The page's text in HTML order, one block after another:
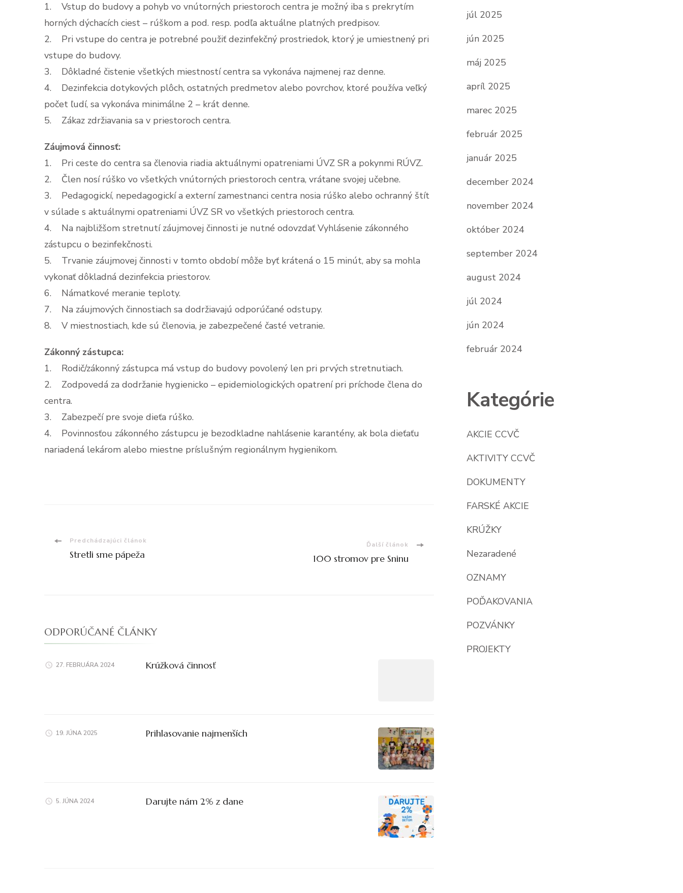
1. Vstup do budovy a pohyb vo vnútorných priestoroch centra je možný iba s prekrytím
horných dýchacích ciest – rúškom a pod. resp. podľa aktuálne platných predpisov.
2. Pri vstupe do centra je potrebné použiť dezinfekčný prostriedok, ktorý je umiestnený pri
vstupe do budovy.
3. Dôkladné čistenie všetkých miestností centra sa vykonáva najmenej raz denne.
4. Dezinfekcia dotykových plôch, ostatných predmetov alebo povrchov, ktoré používa veľký
počet ľudí, sa vykonáva minimálne 2 – krát denne.
5. Zákaz zdržiavania sa v priestoroch centra.
Záujmová činnosť:
1. Pri ceste do centra sa členovia riadia aktuálnymi opatreniami ÚVZ SR a pokynmi RÚVZ.
2. Člen nosí rúško vo všetkých vnútorných priestoroch centra, vrátane svojej učebne.
3. Pedagogickí, nepedagogickí a externí zamestnanci centra nosia rúško alebo ochranný štít
v súlade s aktuálnymi opatreniami ÚVZ SR vo všetkých priestoroch centra.
4. Na najbližšom stretnutí záujmovej činnosti je nutné odovzdať Vyhlásenie zákonného
zástupcu o bezinfekčnosti.
5. Trvanie záujmovej činnosti v tomto období môže byť krátená o 15 minút, aby sa mohla
vykonať dôkladná dezinfekcia priestorov.
6. Námatkové meranie teploty.
7. Na záujmových činnostiach sa dodržiavajú odporúčané odstupy.
8. V miestnostiach, kde sú členovia, je zabezpečené časté vetranie.
Zákonný zástupca:
1. Rodič/zákonný zástupca má vstup do budovy povolený len pri prvých stretnutiach.
2. Zodpovedá za dodržanie hygienicko – epidemiologických opatrení pri príchode člena do
centra.
3. Zabezpečí pre svoje dieťa rúško.
4. Povinnosťou zákonného zástupcu je bezodkladne nahlásenie karantény, ak bola dieťaťu
nariadená lekárom alebo miestne príslušným regionálnym hygienikom.
Navigácia
Predchádzajúci článok
Stretli sme pápeža
Ďalší článok
100 stromov pre Sninu
ODPORÚČANÉ ČLÁNKY
27. FEBRUÁRA 2024 Krúžková činnosť
19. JÚNA 2025 Prihlasovanie najmenších
5. JÚNA 2024 Darujte nám 2% z dane
júl 2025
jún 2025
máj 2025
apríl 2025
marec 2025
február 2025
január 2025
december 2024
november 2024
október 2024
september 2024
august 2024
júl 2024
jún 2024
február 2024
Kategórie
AKCIE CCVČ
AKTIVITY CCVČ
DOKUMENTY
FARSKÉ AKCIE
KRÚŽKY
Nezaradené
OZNAMY
POĎAKOVANIA
POZVÁNKY
PROJEKTY